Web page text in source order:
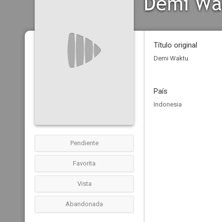
Pendiente
Favorita
Vista
Abandonada
Título original
Demi Waktu
País
Indonesia